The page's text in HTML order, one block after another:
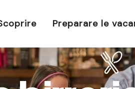
Preparare le